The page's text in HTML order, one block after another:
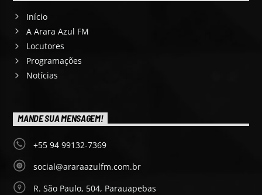
Início
A Arara Azul FM
Locutores
Programações
Notícias
MANDE SUA MENSAGEM!
+55 94 99132-7369
social@araraazulfm.com.br
R. São Paulo, 504, Parauapebas